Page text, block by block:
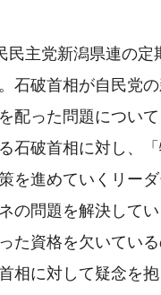
民主党新潟県連の定
石破首相が自民党
配った問題について
石破首相に対し、
を進めていくリー
の問題を解決して
た資格を欠いてい
相に対して疑念を